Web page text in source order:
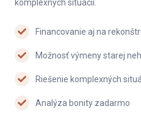
komplexných situácií.
Financovanie aj na
Možnosť výmeny starej
Riešenie komplexných
Analýza bonity zadarmo